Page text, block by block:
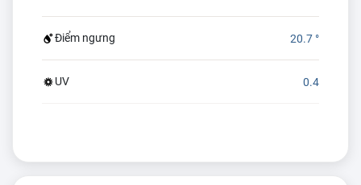
Điểm ngưng 20.7 °
UV 0.4